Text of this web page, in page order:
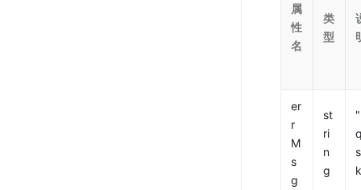
属
性
名
类
型
er
r
M
s
g
st
ri
n
g